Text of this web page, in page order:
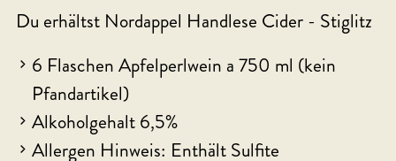
Du erhältst Nordappel Handlese Cider - Stiglitz
6 Flaschen Apfelperlwein a 750 ml (kein
Pfandartikel)
Alkoholgehalt 6,5%
Allergen Hinweis: Enthält Sulfite